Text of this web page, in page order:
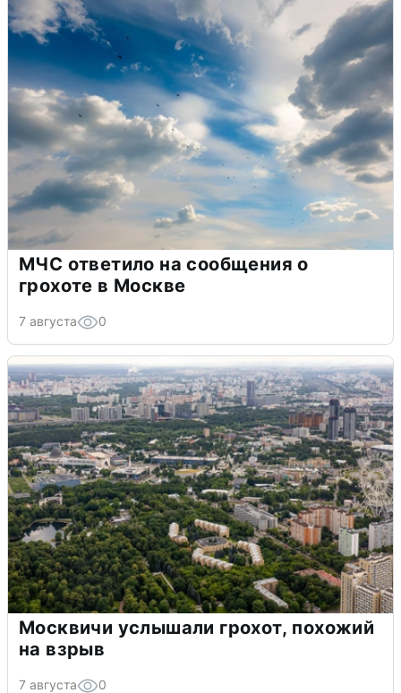
МЧС ответило на сообщения о
грохоте в Москве
7 августа 0
Москвичи услышали грохот, похожий
на взрыв
7 августа 0